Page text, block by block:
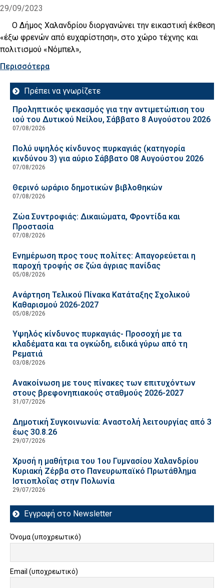
29/09/2023
O Δήμος Χαλανδρίου διοργανώνει την εικαστική έκθεση
«έξω φρενών από ευχαρίστηση», στο χώρο τέχνης και
πολιτισμού «Νόμπελ»,
Περισσότερα
Πρέπει να γνωρίζετε
Προληπτικός ψεκασμός για την αντιμετώπιση του
ιού του Δυτικού Νείλου, Σάββατο 8 Αυγούστου 2026
07/08/2026
Πολύ υψηλός κίνδυνος πυρκαγιάς (κατηγορία
κινδύνου 3) για αύριο Σάββατο 08 Αυγούστου 2026
07/08/2026
Θερινό ωράριο δημοτικών βιβλοθηκών
07/08/2026
Ζώα Συντροφιάς: Δικαιώματα, Φροντίδα και
Προστασία
07/08/2026
Ενημέρωση προς τους πολίτες: Απαγορεύεται η
παροχή τροφής σε ζώα άγριας πανίδας
05/08/2026
Ανάρτηση Τελικού Πίνακα Κατάταξης Σχολικού
Καθαρισμού 2026-2027
05/08/2026
Υψηλός κίνδυνος πυρκαγιάς- Προσοχή με τα
κλαδέματα και τα ογκώδη, ειδικά γύρω από τη
Ρεματιά
03/08/2026
Ανακοίνωση με τους πίνακες των επιτυχόντων
στους βρεφονηπιακούς σταθμούς 2026-2027
31/07/2026
Δημοτική Συγκοινωνία: Αναστολή λειτουργίας από 3
έως 30.8.26
29/07/2026
Χρυσή η μαθήτρια του 1ου Γυμνασίου Χαλανδρίου
Κυριακή Ζέρβα στο Πανευρωπαϊκό Πρωτάθλημα
Ιστιοπλοΐας στην Πολωνία
29/07/2026
Εγγραφή στο Newsletter
Όνομα (υποχρεωτικό)
Email (υποχρεωτικό)